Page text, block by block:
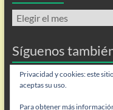
Archivos
Síguenos
Flip
Privacidad y cookies: este
aceptas su uso.
Para obtener más